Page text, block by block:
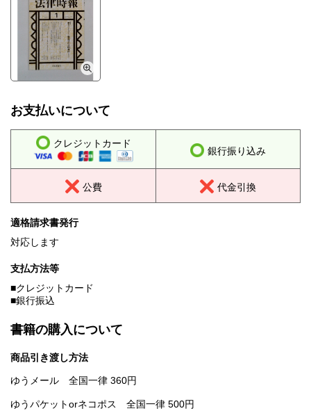
お支払いについて
クレジットカード
銀行振り込み
公費 代金引換
適格請求書発行
対応します
支払方法等
■クレジットカード
■銀行振込
書籍の購入について
商品引き渡し方法
ゆうメール 全国一律 360円
ゆうパケットorネコポス 全国一律 500円